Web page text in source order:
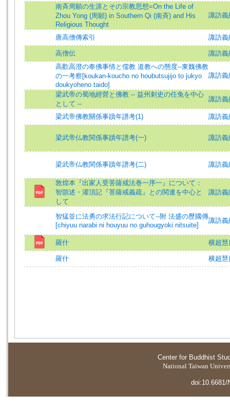
南斉周願の生涯とその宗教思想=On the Life of
Zhou Yong (周願) in Southern Qi (南斉) and His
Religious Thought
諏訪義
唐高僧傳索引 諏訪義
高僧伝
諏訪義
高歡高澄の奉佛事情と儒教 道教への態度--東魏佛教
の一考察[koukan-koucho no houbutsujijo to jukyo
doukyoheno taido]
諏訪
梁武帝の蜀地經營と佛教 -- 益州刺史の任免を中心
として --
諏訪義
梁武帝佛教關係事蹟年譜考(1) 諏訪義
梁武帝仏教関係事蹟年譜考(一) 諏訪義
梁武帝仏教関係事蹟年譜考(二) 諏訪義
敦煌本『出家人受菩薩戒法巻一序一』について：
智顗述・灌頂記『菩薩戒義疏』との関連を中心と
して
諏訪義
智猛並に法勇の求法行記について--附 法盛の歷國傳
[chiyuu narabi ni houyuu no guhougyoki nitsuite]
諏訪
羅什 横超慧
羅什 横超慧
Center for Buddhist
National Taiwan
doi:10.6681/